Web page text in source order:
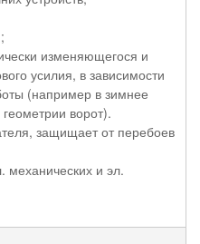
изменяющегося и
усилия, в зависимости
(например в зимнее
ворот).
защищает от перебоев
механических и эл.